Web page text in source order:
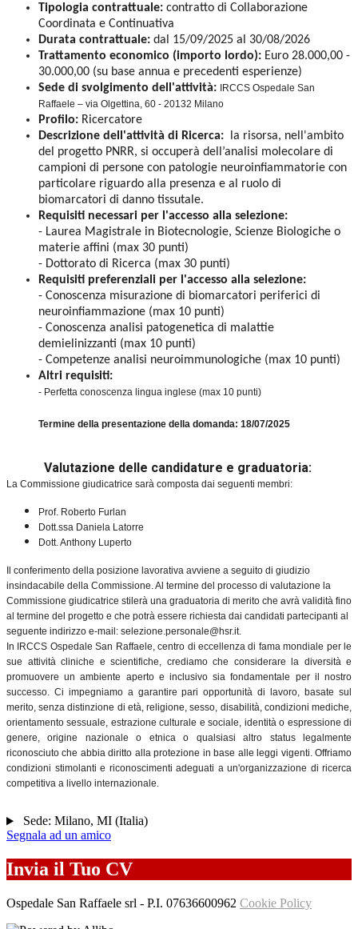
Tipologia contrattuale: contratto di Collaborazione
Coordinata e Continuativa
Durata contrattuale: dal 15/09/2025 al 30/08/2026
Trattamento economico (importo lordo): Euro 28.000,00 -
30.000,00 (su base annua e precedenti esperienze)
Sede di svolgimento dell'attività:
IRCCS Ospedale San
Raffaele – via Olgettina, 60 - 20132 Milano
Profilo: Ricercatore
Descrizione dell'attività di Ricerca: la risorsa, nell'ambito
del progetto PNRR, si occuperà dell’analisi molecolare di
campioni di persone con patologie neuroinfiammatorie con
particolare riguardo alla presenza e al ruolo di
biomarcatori di danno tissutale.
Requisiti necessari per l'accesso alla selezione:
- Laurea Magistrale in Biotecnologie, Scienze Biologiche o
materie affini (max 30 punti)
- Dottorato di Ricerca (max 30 punti)
Requisiti preferenziali per l'accesso alla selezione:
- Conoscenza misurazione di biomarcatori periferici di
neuroinfiammazione (max 10 punti)
- Conoscenza analisi patogenetica di malattie
demielinizzanti (max 10 punti)
- Competenze analisi neuroimmunologiche (max 10 punti)
Altri requisiti:
- Perfetta conoscenza lingua inglese (max 10 punti)
Termine della presentazione della domanda: 18/07/2025
Valutazione delle candidature e graduatoria:
La Commissione giudicatrice sarà composta dai seguenti membri:
Prof. Roberto Furlan
Dott.ssa Daniela Latorre
Dott. Anthony Luperto
Il conferimento della posizione lavorativa avviene a seguito di giudizio
insindacabile della Commissione. Al termine del processo di valutazione la
Commissione giudicatrice stilerà una graduatoria di merito che avrà validità fino
al termine del progetto e che potrà essere richiesta dai candidati partecipanti al
seguente indirizzo e-mail: selezione.personale@hsr.it.
In IRCCS Ospedale San Raffaele, centro di eccellenza di fama mondiale per le
sue attività cliniche e scientifiche, crediamo che considerare la diversità e
promuovere un ambiente aperto e inclusivo sia fondamentale per il nostro
successo. Ci impegniamo a garantire pari opportunità di lavoro, basate sul
merito, senza distinzione di età, religione, sesso, disabilità, condizioni mediche,
orientamento sessuale, estrazione culturale e sociale, identità o espressione di
genere, origine nazionale o etnica o qualsiasi altro status legalmente
riconosciuto che abbia diritto alla protezione in base alle leggi vigenti. Offriamo
condizioni stimolanti e riconoscimenti adeguati a un'organizzazione di ricerca
competitiva a livello internazionale.
Sede: Milano, MI(Italia)
Segnala ad un amico
Invia il Tuo CV
Ospedale San Raffaele srl - P.I. 07636600962 Cookie Policy